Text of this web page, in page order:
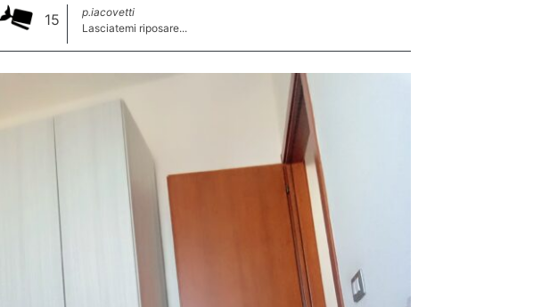
15
p.iacovetti
Lasciatemi riposare...